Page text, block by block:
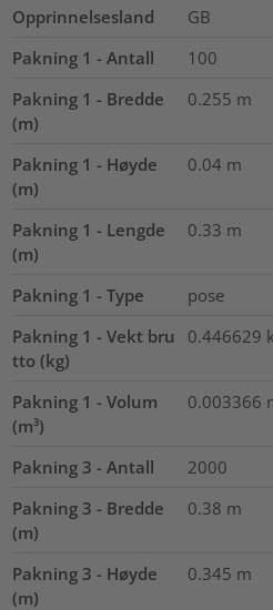
Opprinnelsesland
GB
Pakning 1 - Antall
100
Pakning 1 - Bredde
(m)
0.255 m
Pakning 1 - Høyde
(m)
0.04 m
Pakning 1 - Lengde
(m)
0.33 m
Pakning 1 - Type
pose
Pakning 1 - Vekt bru
tto (kg)
0.446629
Pakning 1 - Volum
(m³)
0.003366
Pakning 3 - Antall
2000
Pakning 3 - Bredde
(m)
0.38 m
Pakning 3 - Høyde
(m)
0.345 m